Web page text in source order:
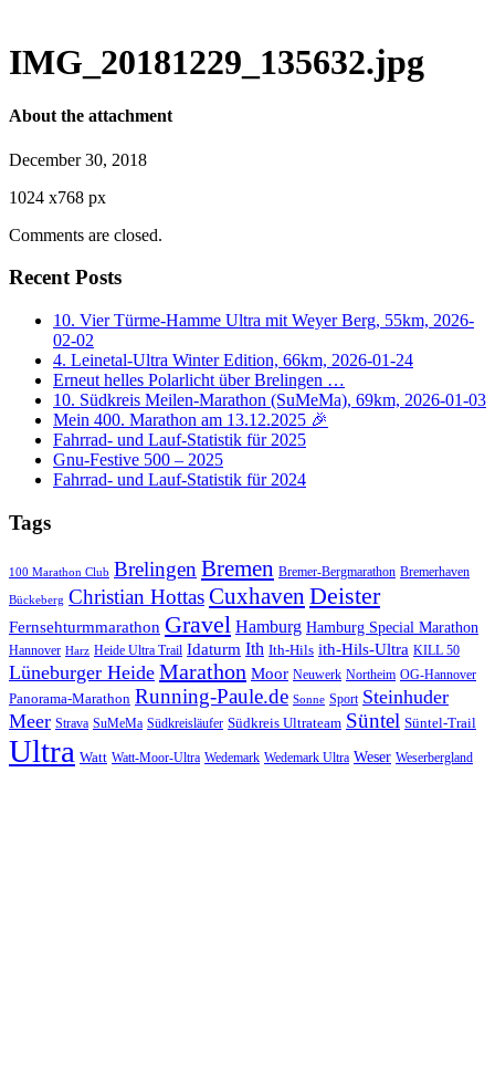
IMG_20181229_135632.jpg
About the attachment
December 30, 2018
1024 x768 px
Comments are closed.
Recent Posts
10. Vier Türme-Hamme Ultra mit Weyer Berg, 55km, 2026-
02-02
4. Leinetal-Ultra Winter Edition, 66km, 2026-01-24
Erneut helles Polarlicht über Brelingen …
10. Südkreis Meilen-Marathon (SuMeMa), 69km, 2026-01-03
Mein 400. Marathon am 13.12.2025 🎉
Fahrrad- und Lauf-Statistik für 2025
Gnu-Festive 500 – 2025
Fahrrad- und Lauf-Statistik für 2024
Tags
100 Marathon Club BrelingenBremen Bremer-Bergmarathon Bremerhaven
Bückeberg Christian HottasCuxhaven Deister
Fernsehturmmarathon Gravel Hamburg Hamburg Special Marathon
Hannover Harz Heide Ultra Trail Idaturm Ith Ith-Hils ith-Hils-Ultra KILL 50
Lüneburger Heide Marathon Moor Neuwerk Northeim OG-Hannover
Panorama-Marathon Running-Paule.de Sonne Sport Steinhuder
Meer Strava SuMeMa Südkreisläufer Südkreis Ultrateam Süntel Süntel-Trail
Ultra Watt Watt-Moor-Ultra Wedemark Wedemark Ultra Weser Weserbergland